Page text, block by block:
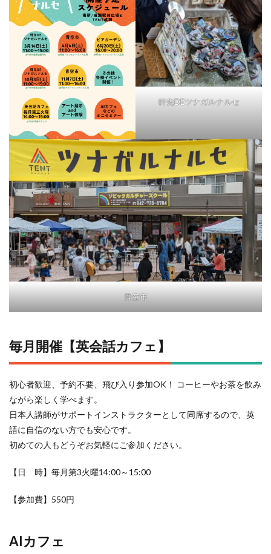
軒先DEツナガルナルセ
青空市
毎月開催【英会話カフェ】
初心者歓迎、予約不要、飛び入り参加OK！ コーヒーやお茶を飲み
ながら楽しく学べます。
日本人講師がサポートインストラクターとして同席するので、英
語に自信のない方でも安心です。
初めての人もどうぞお気軽にご参加ください。
【日 時】毎月第3火曜14:00～15:00
【参加費】550円
AIカフェ